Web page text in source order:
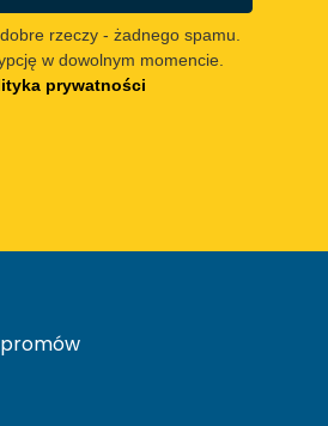
rzeczy - żadnego spamu.
w dowolnym momencie.
prywatności